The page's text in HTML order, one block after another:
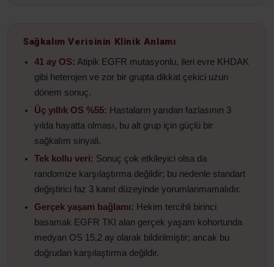
Sağkalım Verisinin Klinik Anlamı
41 ay OS: Atipik EGFR mutasyonlu, ileri evre KHDAK
gibi heterojen ve zor bir grupta dikkat çekici uzun
dönem sonuç.
Üç yıllık OS %55: Hastaların yarıdan fazlasının 3
yılda hayatta olması, bu alt grup için güçlü bir
sağkalım sinyali.
Tek kollu veri: Sonuç çok etkileyici olsa da
randomize karşılaştırma değildir; bu nedenle standart
değiştirici faz 3 kanıt düzeyinde yorumlanmamalıdır.
Gerçek yaşam bağlamı: Hekim tercihli birinci
basamak EGFR TKI alan gerçek yaşam kohortunda
medyan OS 15,2 ay olarak bildirilmiştir; ancak bu
doğrudan karşılaştırma değildir.